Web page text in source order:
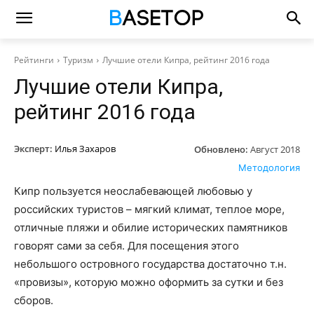
Рейтинги Туризм Лучшие отели Кипра, рейтинг 2016 года
Лучшие отели Кипра,
рейтинг 2016 года
Эксперт: Илья Захаров Обновлено: Август 2018
Методология
Кипр пользуется неослабевающей любовью у
российских туристов – мягкий климат, теплое море,
отличные пляжи и обилие исторических памятников
говорят сами за себя. Для посещения этого
небольшого островного государства достаточно т.н.
«провизы», которую можно оформить за сутки и без
сборов.